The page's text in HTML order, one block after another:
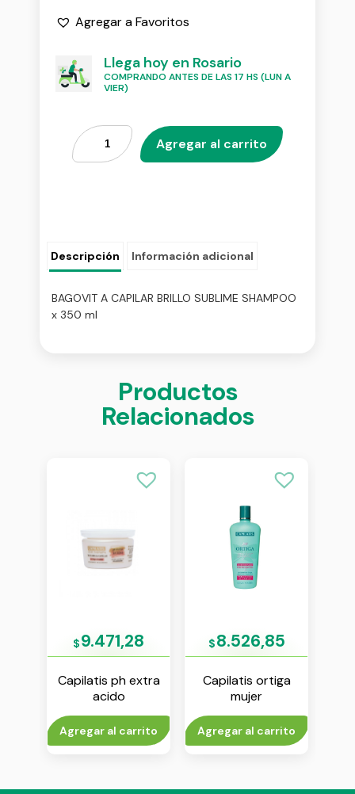
Agregar a Favoritos
Llega hoy en Rosario
COMPRANDO ANTES DE LAS 17 HS (LUN A
VIER)
Agregar al carrito
Descripción Información adicional
BAGOVIT A CAPILAR BRILLO SUBLIME SHAMPOO
x 350 ml
Productos
Relacionados
$9.471,28
Capilatis ph extra
acido
acondicionador x
170 ml
Agregar al carrito
$8.526,85
Capilatis ortiga
mujer
acondicionador x
350 ml
Agregar al carrito